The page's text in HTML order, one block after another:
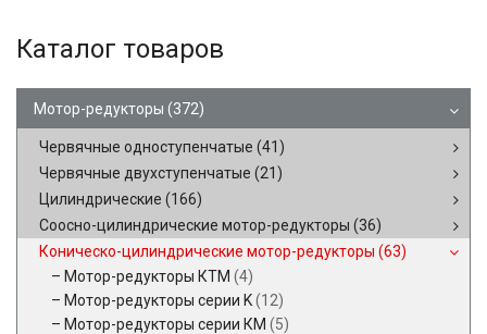
Каталог товаров
Мотор-редукторы (372)
Червячные одноступенчатые (41)
Червячные двухступенчатые (21)
Цилиндрические (166)
Соосно-цилиндрические мотор-редукторы (36)
Коническо-цилиндрические мотор-редукторы (63)
Мотор-редукторы КТМ (4)
Мотор-редукторы серии K(12)
Мотор-редукторы серии КМ (5)